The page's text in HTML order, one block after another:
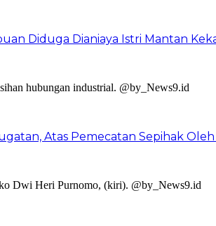
Diduga Dianiaya Istri Mantan
Atas Pemecatan Sepihak Oleh